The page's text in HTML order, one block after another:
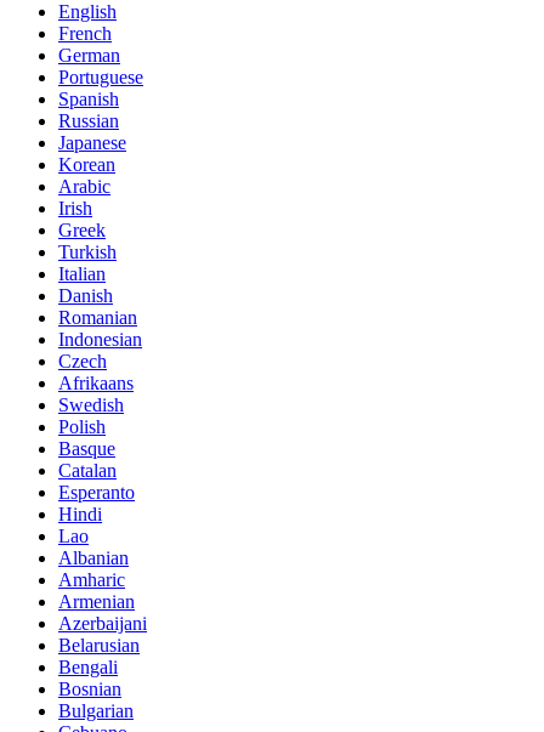
English
French
German
Portuguese
Spanish
Russian
Japanese
Korean
Arabic
Irish
Greek
Turkish
Italian
Danish
Romanian
Indonesian
Czech
Afrikaans
Swedish
Polish
Basque
Catalan
Esperanto
Hindi
Lao
Albanian
Amharic
Armenian
Azerbaijani
Belarusian
Bengali
Bosnian
Bulgarian